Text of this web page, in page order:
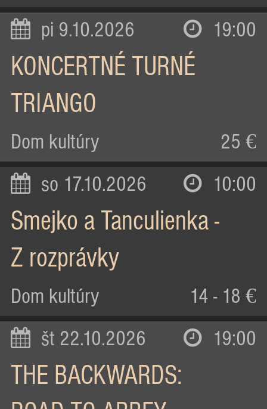
pi 9.10.2026 19:00
KONCERTNÉ TURNÉ
TRIANGO
Dom kultúry 25 €
so 17.10.2026 10:00
Smejko a Tanculienka -
Z rozprávky
Dom kultúry 14 - 18 €
št 22.10.2026 19:00
THE BACKWARDS: